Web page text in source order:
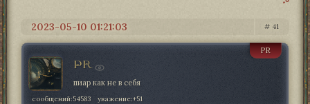
41
2023-05-10 01:21:03
PR
PR
пиар как не в себя
сообщений:54583 уважение:+51